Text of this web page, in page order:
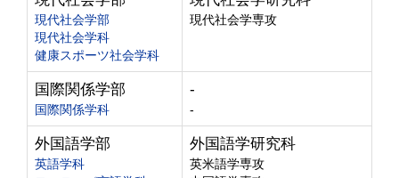
現代社会学部
現代社会学科
健康スポーツ社会学科
現代社会学専攻
国際関係学部
国際関係学科
-
-
外国語学部
英語学科
外国語学研究科
英米語学専攻